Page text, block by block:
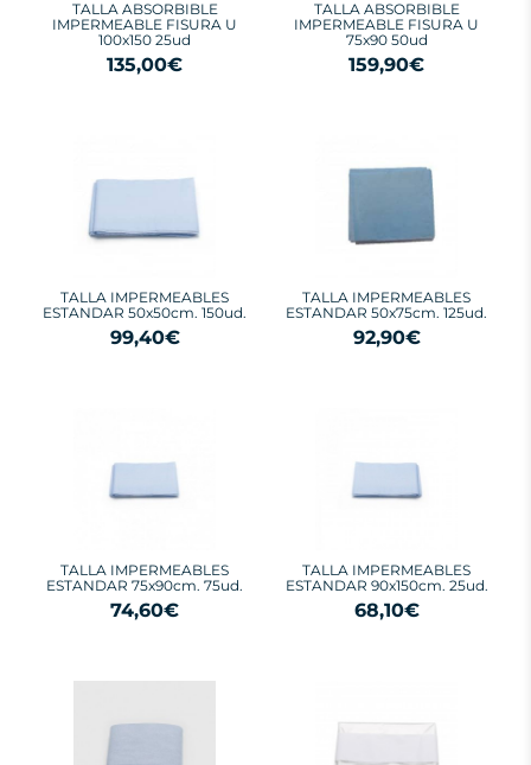
TALLA ABSORBIBLE
IMPERMEABLE FISURA U
100x150 25ud
135,00€
TALLA ABSORBIBLE
IMPERMEABLE FISURA U
75x90 50ud
159,90€
TALLA IMPERMEABLES
ESTANDAR 50x50cm. 150ud.
99,40€
TALLA IMPERMEABLES
ESTANDAR 50x75cm. 125ud.
92,90€
TALLA IMPERMEABLES
ESTANDAR 75x90cm. 75ud.
74,60€
TALLA IMPERMEABLES
ESTANDAR 90x150cm. 25ud.
68,10€